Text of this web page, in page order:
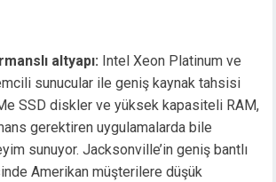
altyapı: Intel Xeon Platinum ve
sunucular ile geniş kaynak tahsisi
SSD diskler ve yüksek kapasiteli RAM,
gerektiren uygulamalarda bile
sunuyor. Jacksonville’in geniş bantlı
Amerikan müşterilere düşük